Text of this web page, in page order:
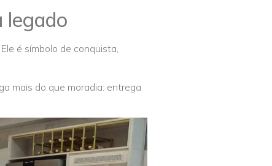
legado
é símbolo de conquista,
mais do que moradia: entrega